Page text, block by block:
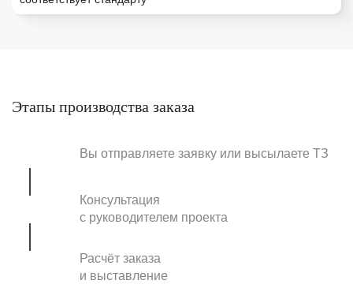
Этапы производства заказа
Вы отправляете заявку или высылаете ТЗ
Консультация
с руководителем проекта
Расчёт заказа
и выставление